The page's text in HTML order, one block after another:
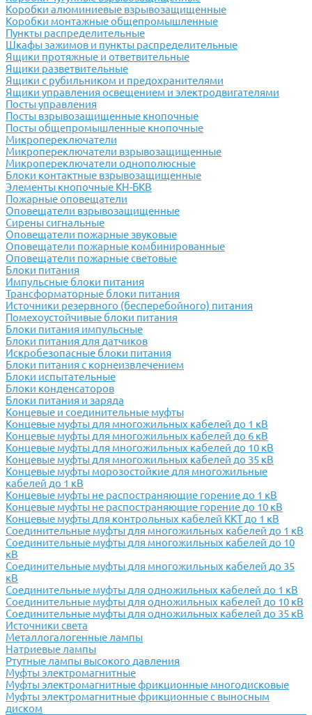
Коробки алюминиевые взрывозащищенные
Коробки монтажные общепромышленные
Пункты распределительные
Шкафы зажимов и пункты распределительные
Ящики протяжные и ответвительные
Ящики разветвительные
Ящики с рубильником и предохранителями
Ящики управления освещением и электродвигателями
Посты управления
Посты взрывозащищенные кнопочные
Посты общепромышленные кнопочные
Микропереключатели
Микропереключатели взрывозащищенные
Микропереключатели однополюсные
Блоки контактные взрывозащищенные
Элементы кнопочные КН-БКВ
Пожарные оповещатели
Оповещатели взрывозащищенные
Сирены сигнальные
Оповещатели пожарные звуковые
Оповещатели пожарные комбинированные
Оповещатели пожарные световые
Блоки питания
Импульсные блоки питания
Трансформаторные блоки питания
Источники резервного (бесперебойного) питания
Помехоустойчивые блоки питания
Блоки питания импульсные
Блоки питания для датчиков
Искробезопасные блоки питания
Блоки питания с корнеизвлечением
Блоки испытательные
Блоки конденсаторов
Блоки питания и заряда
Концевые и соединительные муфты
Концевые муфты для многожильных кабелей до 1 кВ
Концевые муфты для многожильных кабелей до 6 кВ
Концевые муфты для многожильных кабелей до 10 кВ
Концевые муфты для многожильных кабелей до 35 кВ
Концевые муфты морозостойкие для многожильные
кабелей до 1 кВ
Концевые муфты не распостраняющие горение до 1 кВ
Концевые муфты не распостраняющие горение до 10 кВ
Концевые муфты для контрольных кабелей ККТ до 1 кВ
Соединительные муфты для многожильных кабелей до 1 кВ
Соединительные муфты для многожильных кабелей до 10
кВ
Соединительные муфты для многожильных кабелей до 35
кВ
Соединительные муфты для одножильных кабелей до 1 кВ
Соединительные муфты для одножильных кабелей до 10 кВ
Соединительные муфты для одножильных кабелей до 35 кВ
Источники света
Металлогалогенные лампы
Натриевые лампы
Ртутные лампы высокого давления
Муфты электромагнитные
Муфты электромагнитные фрикционные многодисковые
Муфты электромагнитные фрикционные с выносным
диском